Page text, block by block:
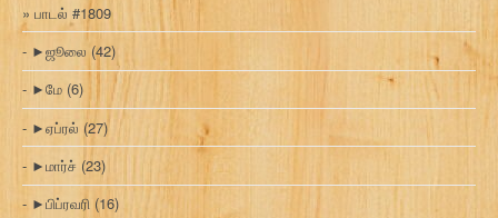
பாடல் #1809
►ஜூலை (42)
►மே (6)
►ஏப்ரல் (27)
►மார்ச் (23)
►பிப்ரவரி (16)